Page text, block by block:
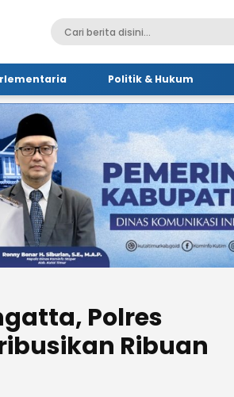
Politik & Hukum
Polres
Ribuan